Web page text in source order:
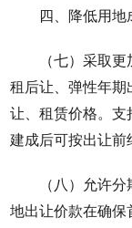
四、降低用地
（七）采取
租后让、弹性年期
让、租赁价格。支
建成后可按出让前
（八）允许
地出让价款在确保